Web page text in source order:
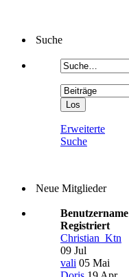
Suche
Erweiterte
Suche
Neue Mitglieder
Benutzername
Registriert
Christian_Ktn
09 Jul
vali 05 Mai